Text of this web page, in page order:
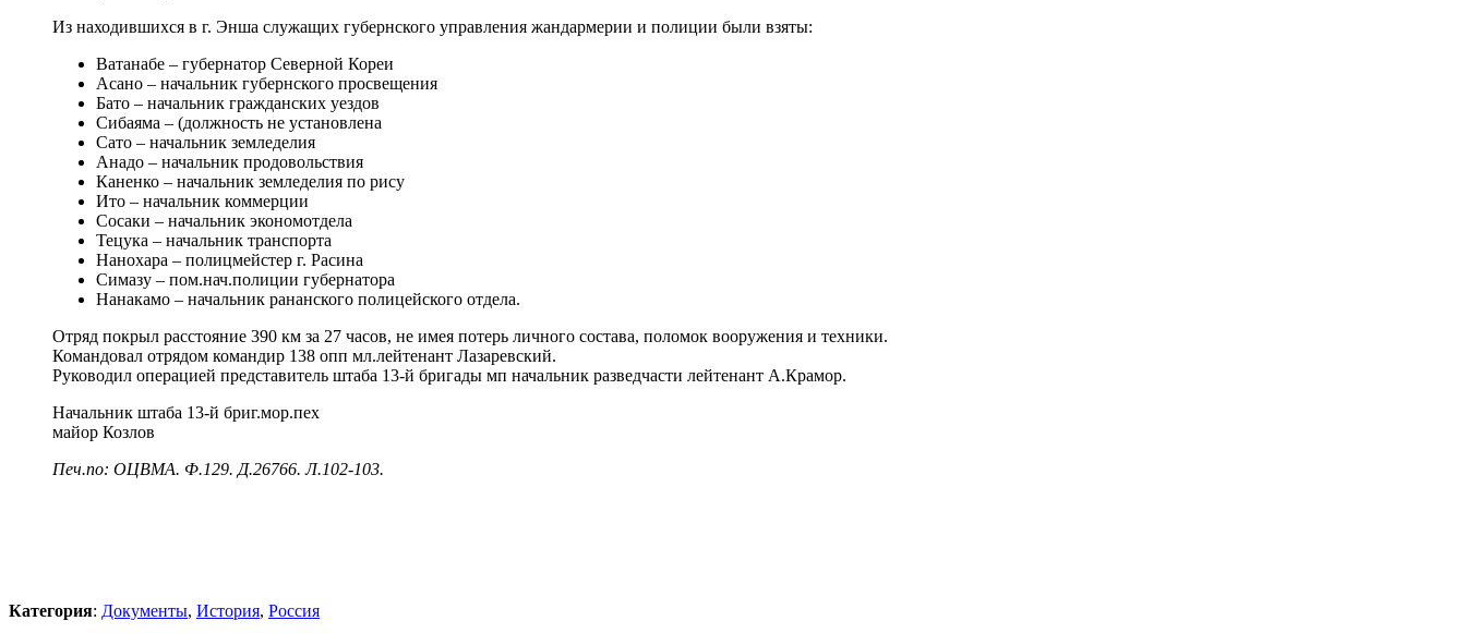
Из находившихся в г. Энша служащих губернского управления жандармерии и полиции были взяты:
Ватанабе – губернатор Северной Кореи
Асано – начальник губернского просвещения
Бато – начальник гражданских уездов
Сибаяма – (должность не установлена
Сато – начальник земледелия
Анадо – начальник продовольствия
Каненко – начальник земледелия по рису
Ито – начальник коммерции
Сосаки – начальник экономотдела
Тецука – начальник транспорта
Нанохара – полицмейстер г. Расина
Симазу – пом.нач.полиции губернатора
Нанакамо – начальник рананского полицейского отдела.
Отряд покрыл расстояние 390 км за 27 часов, не имея потерь личного состава, поломок вооружения и техники.
Командовал отрядом командир 138 опп мл.лейтенант Лазаревский.
Руководил операцией представитель штаба 13-й бригады мп начальник разведчасти лейтенант А.Крамор.
Начальник штаба 13-й бриг.мор.пех
майор Козлов
Печ.по: ОЦВМА. Ф.129. Д.26766. Л.102-103.
Категория: Документы, История, Россия